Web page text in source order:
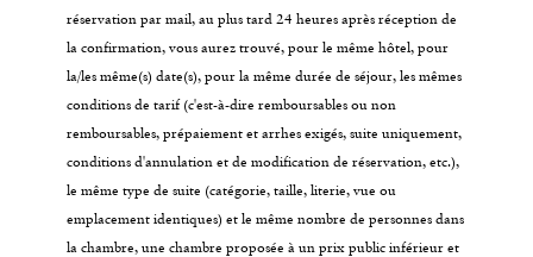
réservation par mail, au plus tard 24 heures après réception de
la confirmation, vous aurez trouvé, pour le même hôtel, pour
la/les même(s) date(s), pour la même durée de séjour, les mêmes
conditions de tarif (c'est-à-dire remboursables ou non
remboursables, prépaiement et arrhes exigés, suite uniquement,
conditions d'annulation et de modification de réservation, etc.),
le même type de suite (catégorie, taille, literie, vue ou
emplacement identiques) et le même nombre de personnes dans
la chambre, une chambre proposée à un prix public inférieur et